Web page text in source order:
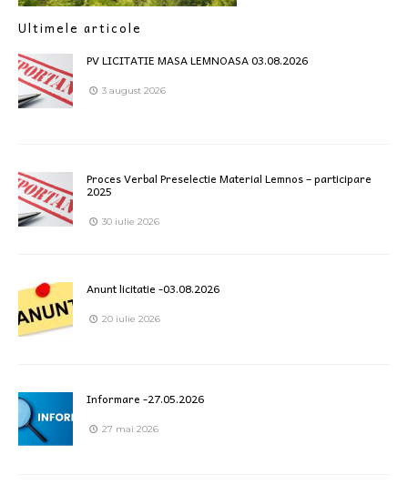
Ultimele articole
PV LICITATIE MASA LEMNOASA 03.08.2026
3 august 2026
Proces Verbal Preselectie Material Lemnos – participare
2025
30 iulie 2026
Anunt licitatie -03.08.2026
20 iulie 2026
Informare -27.05.2026
27 mai 2026